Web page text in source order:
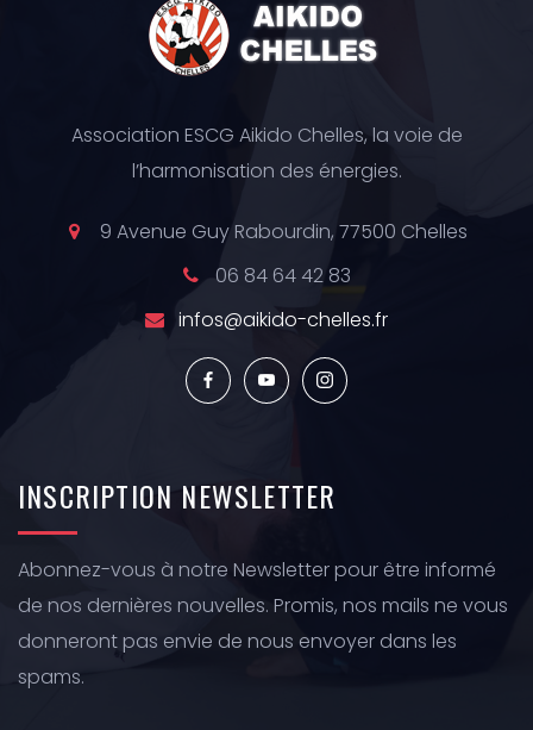
Association ESCG Aikido Chelles, la voie de
l’harmonisation des énergies.
9 Avenue Guy Rabourdin, 77500 Chelles
06 84 64 42 83
infos@aikido-chelles.fr
INSCRIPTION NEWSLETTER
Abonnez-vous à notre Newsletter pour être informé
de nos dernières nouvelles. Promis, nos mails ne vous
donneront pas envie de nous envoyer dans les
spams.